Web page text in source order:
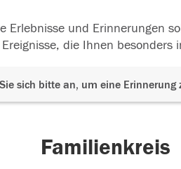
Erlebnisse und Erinnerungen
die Ihnen besonders
sich bitte an, um eine Erinnerung
Familienkreis